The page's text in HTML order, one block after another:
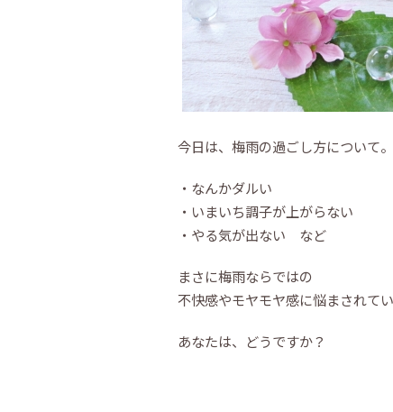
今日は、梅雨の過ごし方について。
・なんかダルい
・いまいち調子が上がらない
・やる気が出ない など
まさに梅雨ならではの
不快感やモヤモヤ感に悩まされて
あなたは、どうですか？